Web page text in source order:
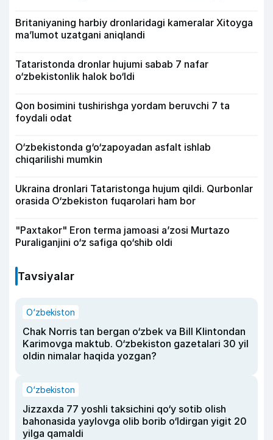
Britaniyaning harbiy dronlaridagi kameralar Xitoyga
ma’lumot uzatgani aniqlandi
Tataristonda dronlar hujumi sabab 7 nafar
o‘zbekistonlik halok bo‘ldi
Qon bosimini tushirishga yordam beruvchi 7 ta
foydali odat
O‘zbekistonda g‘o‘zapoyadan asfalt ishlab
chiqarilishi mumkin
Ukraina dronlari Tataristonga hujum qildi. Qurbonlar
orasida O‘zbekiston fuqarolari ham bor
"Paxtakor" Eron terma jamoasi a’zosi Murtazo
Puraliganjini o‘z safiga qo‘shib oldi
Tavsiyalar
O‘zbekiston
Chak Norris tan bergan o‘zbek va Bill Klintondan
Karimovga maktub. O‘zbekiston gazetalari 30 yil
oldin nimalar haqida yozgan?
O‘zbekiston
Jizzaxda 77 yoshli taksichini qo‘y sotib olish
bahonasida yaylovga olib borib o‘ldirgan yigit 20
yilga qamaldi